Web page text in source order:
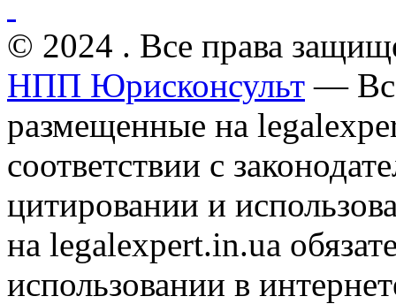
© 2024 . Все права
НПП Юрисконсульт —
размещенные на
соответствии с
цитировании и
на legalexpert.in.ua
использовании в